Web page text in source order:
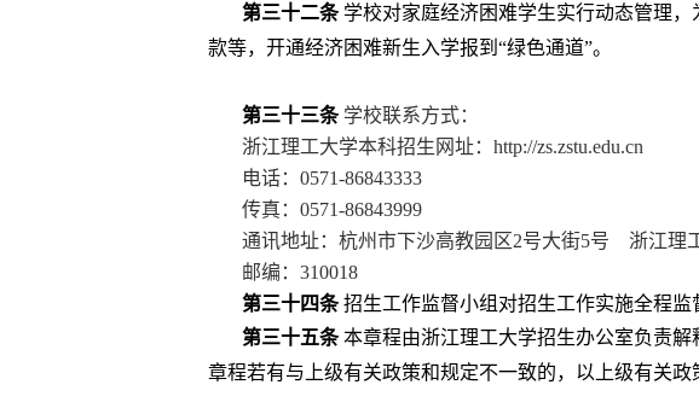
第三十二条 学校对家庭经济困难学生实行动态管理
款等， 开通经济困难新生入学报到“绿色通道”。
第三十三条 学校联系方式：
浙江理工大学本科招生网址： http://zs.zstu.edu.cn
电话： 0571-86843333
传真： 0571-86843999
通讯地址：杭州市下沙高教园区2号大街5号 浙江理
邮编： 310018
第三十四条 招生工作监督小组对招生工作实施全程监
第三十五条 本章程由浙江理工大学招生办公室负责
章程若有与上级有关政策和规定不一致的，以上级有关政